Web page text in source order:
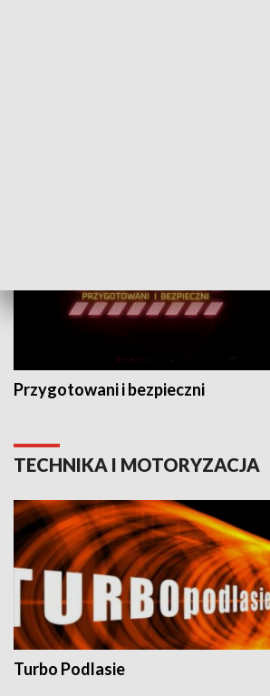
Przygotowani i bezpieczni
TECHNIKA I MOTORYZACJA
Turbo Podlasie